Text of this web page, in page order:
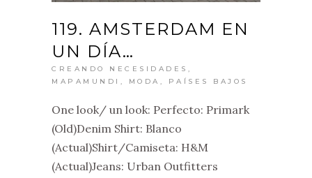
119. AMSTERDAM EN
UN DÍA…
CREANDO NECESIDADES ,
MAPAMUNDI , MODA , PAÍSES BAJOS
One look/ un look: Perfecto: Primark
(Old)Denim Shirt: Blanco
(Actual)Shirt/Camiseta: H&M
(Actual)Jeans: Urban Outfitters